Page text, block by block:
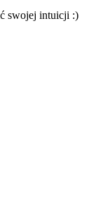
swojej intuicji :)